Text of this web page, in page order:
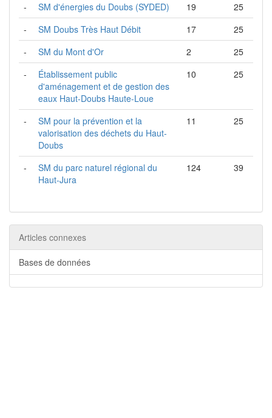
- SM d'énergies du Doubs (SYDED) 19
25
-
SM Doubs Très Haut Débit 17
25
-
SM du Mont d'Or 2
25
-
Établissement public
d'aménagement et de gestion des
eaux Haut-Doubs Haute-Loue
10 25
-
SM pour la prévention et la
valorisation des déchets du Haut-
Doubs
11 25
-
SM du parc naturel régional du
Haut-Jura
124 39
Articles connexes
Bases de données